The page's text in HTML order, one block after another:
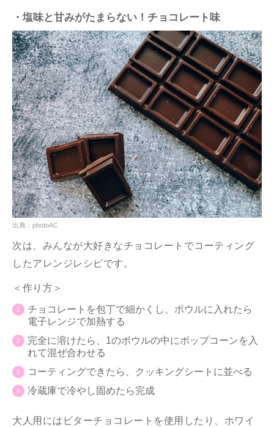
・塩味と甘みがたまらない！チョコレート味
出典：photoAC
次は、みんなが大好きなチョコレートでコーティング
したアレンジレシピです。
＜作り方＞
チョコレートを包丁で細かくし、ボウルに入れたら
電子レンジで加熱する
完全に溶けたら、1のボウルの中にポップコーンを入
れて混ぜ合わせる
コーティングできたら、クッキングシートに並べる
冷蔵庫で冷やし固めたら完成
大人用にはビターチョコレートを使用したり、ホワイ